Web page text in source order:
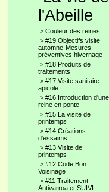
l'Abeille
> Couleur des reines
> #19 Objectifs visite
automne-Mesures
préventives hivernage
> #18 Produits de
traitements
> #17 Visite sanitaire
apicole
> #16 Introduction d'une
reine en ponte
> #15 La visite de
printemps
> #14 Créations
d'essaims
> #13 Visite de
printemps
> #12 Code Bon
Voisinage
> #11 Traitement
Antivarroa et SUIVI